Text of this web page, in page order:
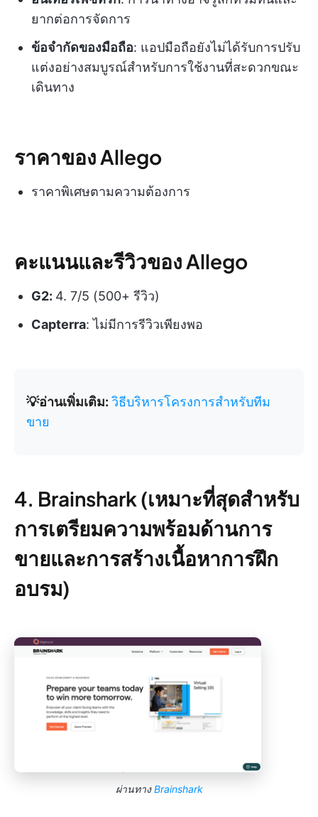
ยากต่อการจัดการ
ข้อจำกัดของมือถือ: แอปมือถือยังไม่ได้รับการปรับ
แต่งอย่างสมบูรณ์สำหรับการใช้งานที่สะดวกขณะ
เดินทาง
ราคาของ Allego
ราคาพิเศษตามความต้องการ
คะแนนและรีวิวของ Allego
G2: 4. 7/5 (500+ รีวิว)
Capterra: ไม่มีการรีวิวเพียงพอ
💡อ่านเพิ่มเติม: วิธีบริหารโครงการสำหรับทีม
ขาย
4. Brainshark (เหมาะที่สุดสำหรับ
การเตรียมความพร้อมด้านการ
ขายและการสร้างเนื้อหาการฝึก
อบรม)
ผ่านทางBrainshark